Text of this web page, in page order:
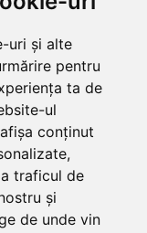
uri și alte
pentru
ta de
ul
conținut
traficul de
și
de unde vin
Locuintelor 2021
României 2025